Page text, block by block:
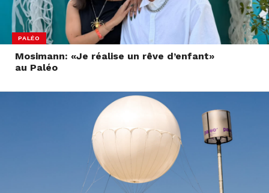
PALÉO
Mosimann: «Je réalise un rêve d’enfant»
au Paléo